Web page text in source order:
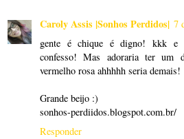
Caroly Assis |Sonhos Perdidos| 7
gente é chique é digno! kkk e
confesso! Mas adoraria ter um
vermelho rosa ahhhhh seria demais!
Grande beijo :)
sonhos-perdiidos.blogspot.com.br/
Responder